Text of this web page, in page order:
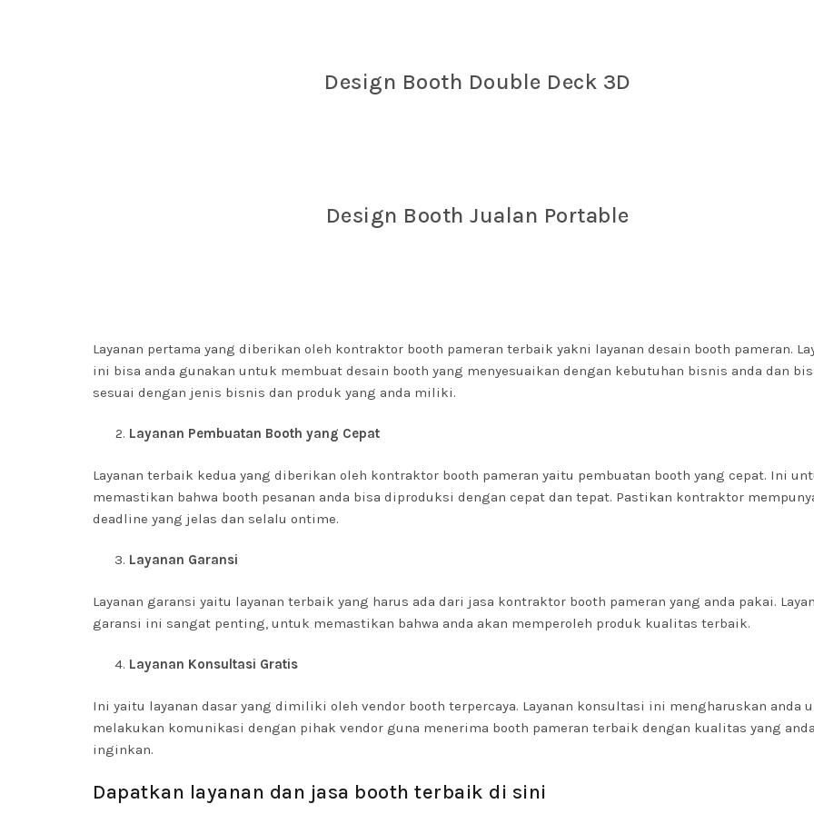
Design Booth Double Deck 3D
Design Booth Jualan Portable
Layanan pertama yang diberikan oleh kontraktor booth pameran terbaik yakni layanan desain booth pameran.
ini bisa anda gunakan untuk membuat desain booth yang menyesuaikan dengan kebutuhan bisnis anda dan
sesuai dengan jenis bisnis dan produk yang anda miliki.
Layanan Pembuatan Booth yang Cepat
Layanan terbaik kedua yang diberikan oleh kontraktor booth pameran yaitu pembuatan booth yang cepat. Ini
memastikan bahwa booth pesanan anda bisa diproduksi dengan cepat dan tepat. Pastikan kontraktor
deadline yang jelas dan selalu ontime.
Layanan Garansi
Layanan garansi yaitu layanan terbaik yang harus ada dari jasa kontraktor booth pameran yang anda pakai.
garansi ini sangat penting, untuk memastikan bahwa anda akan memperoleh produk kualitas terbaik.
Layanan Konsultasi Gratis
Ini yaitu layanan dasar yang dimiliki oleh vendor booth terpercaya. Layanan konsultasi ini mengharuskan anda
melakukan komunikasi dengan pihak vendor guna menerima booth pameran terbaik dengan kualitas yang anda
inginkan.
Dapatkan layanan dan jasa booth terbaik di sini